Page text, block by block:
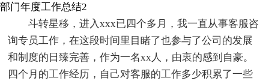
部门年度工作总结2
斗转星移，进入xxx已四个多月，我一直从事客服咨
询专员工作，在这段时间里目睹了也参与了公司的发展
和制度的日臻完善，作为一名xx人，由衷的感到自豪。
四个月的工作经历，自己对客服的工作多少积累了一些